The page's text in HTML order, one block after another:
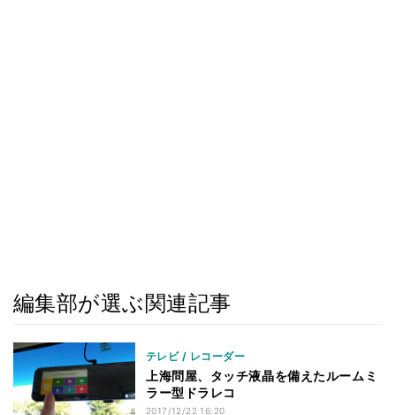
編集部が選ぶ関連記事
テレビ / レコーダー
上海問屋、タッチ液晶を備えたルームミ
ラー型ドラレコ
2017/12/22 16:20